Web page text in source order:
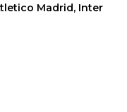
Madrid, Inter